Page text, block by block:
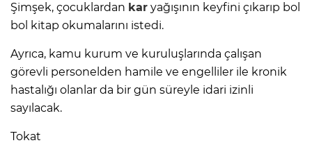
Şimşek, çocuklardan kar yağışının keyfini çıkarıp bol
bol kitap okumalarını istedi.
Ayrıca, kamu kurum ve kuruluşlarında çalışan
görevli personelden hamile ve engelliler ile kronik
hastalığı olanlar da bir gün süreyle idari izinli
sayılacak.
Tokat